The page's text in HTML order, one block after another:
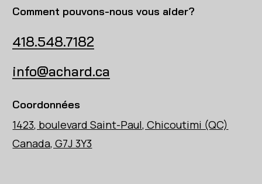
Comment pouvons-nous vous aider?
418.548.7182
info@achard.ca
Coordonnées
1423, boulevard Saint-Paul, Chicoutimi (QC)
Canada, G7J 3Y3